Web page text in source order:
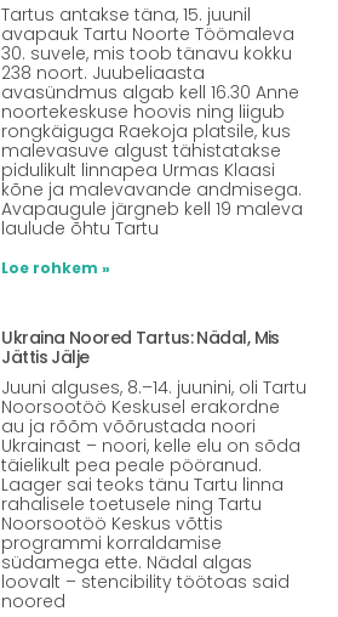
Tartus antakse täna, 15. juunil
avapauk Tartu Noorte Töömaleva
30. suvele, mis toob tänavu kokku
238 noort. Juubeliaasta
avasündmus algab kell 16.30 Anne
noortekeskuse hoovis ning liigub
rongkäiguga Raekoja platsile, kus
malevasuve algust tähistatakse
pidulikult linnapea Urmas Klaasi
kõne ja malevavande andmisega.
Avapaugule järgneb kell 19 maleva
laulude õhtu Tartu
Loe rohkem »
Ukraina Noored Tartus: Nädal, Mis
Jättis Jälje
Juuni alguses, 8.–14. juunini, oli Tartu
Noorsootöö Keskusel erakordne
au ja rõõm võõrustada noori
Ukrainast – noori, kelle elu on sõda
täielikult pea peale pööranud.
Laager sai teoks tänu Tartu linna
rahalisele toetusele ning Tartu
Noorsootöö Keskus võttis
programmi korraldamise
südamega ette. Nädal algas
loovalt – stencibility töötoas said
noored